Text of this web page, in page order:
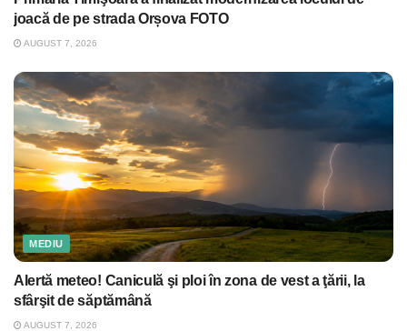
joacă de pe strada Orșova FOTO
AUGUST 7, 2026
MEDIU
Alertă meteo! Caniculă şi ploi în zona de vest a ţării, la
sfârşit de săptămână
AUGUST 7, 2026